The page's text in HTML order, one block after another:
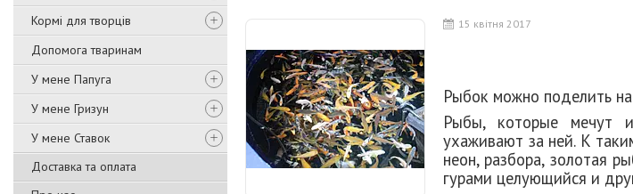
Кормі для творців
Допомога тваринам
У мене Папуга
У мене Гризун
У мене Ставок
Доставка та оплата
15 квітня 2017
Рыбок можно поделить
Рыбы, которые мечут
ухаживают за ней. К
неон, разбора, золотая
гурами целующийся и